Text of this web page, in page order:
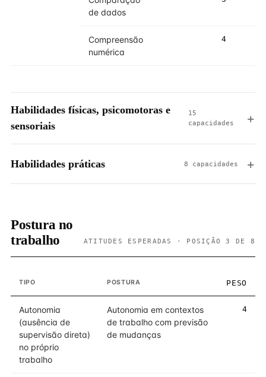
de dados
Compreensão
numérica
4
Habilidades físicas, psicomotoras e
sensoriais
15
capacidades
Habilidades práticas 8 capacidades
Postura no
trabalho
ATITUDES ESPERADAS · POSIÇÃO 3 DE 8
TIPO POSTURA PESO
Autonomia
(ausência de
supervisão direta)
no próprio
trabalho
Autonomia em contextos
de trabalho com previsão
de mudanças
4